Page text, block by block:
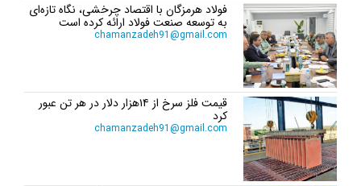
فولاد هرمزگان با اقتصاد چرخشی، نگاه تازه‌ای
به توسعه صنعت فولاد ارائه کرده است
chamanzadeh91@gmail.com
قیمت فلز سرخ از ۱۴هزار دلار در هر تن عبور
کرد
chamanzadeh91@gmail.com